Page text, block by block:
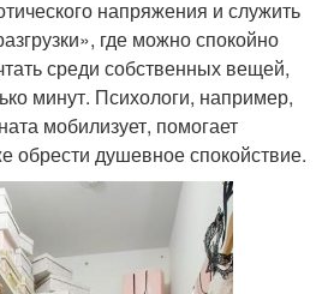
напряжения и служить
где можно спокойно
среди собственных вещей,
минут. Психологи, например,
мобилизует, помогает
обрести душевное спокойствие.